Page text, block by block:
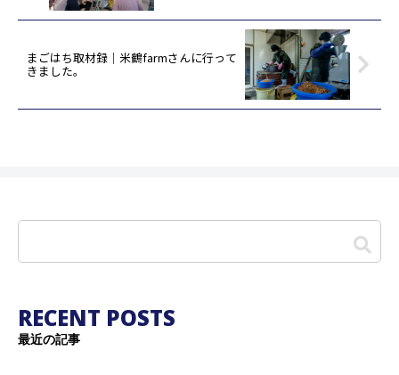
まごはち取材録｜米鶴farmさんに行って
きました。
RECENT POSTS
最近の記事